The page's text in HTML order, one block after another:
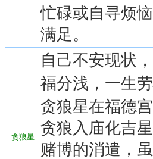
忙碌或自寻烦
满足。
贪狼星
自己不安现状
福分浅，一生
贪狼星在福德宫
贪狼入庙化吉
赌博的消遣，